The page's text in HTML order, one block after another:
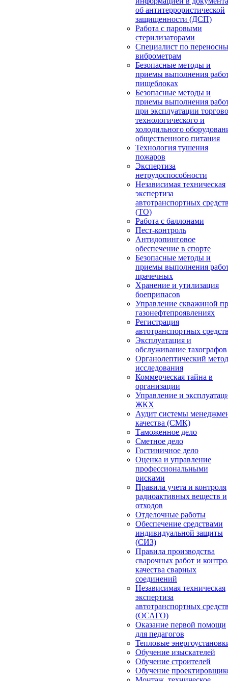
об антитеррористической
защищенности (ДСП)
Работа с паровыми
стерилизаторами
Специалист по
виброметрам
Безопасные методы и
приемы выполнения
пищеблоках
Безопасные методы и
приемы выполнения
при эксплуатации
технологического и
холодильного
общественного питания
Технология тушения
пожаров
Экспертиза
нетрудоспособности
Независимая техническая
экспертиза
автотранспортных
(ТО)
Работа с баллонами
Пест-контроль
Антидопинговое
обеспечение в спорте
Безопасные методы и
приемы выполнения
прачечных
Хранение и утилизация
боеприпасов
Управление скважиной
газонефтепроявлениях
Регистрация
автотранспортных
Эксплуатация и
обслуживание тахографов
Органолептический метод
исследования
Коммерческая тайна в
организации
Управление и
ЖКХ
Аудит системы
качества (СМК)
Таможенное дело
Сметное дело
Гостиничное дело
Оценка и управление
профессиональными
рисками
Правила учета и контроля
радиоактивных веществ и
отходов
Отделочные работы
Обеспечение средствами
индивидуальной защиты
(СИЗ)
Правила производства
сварочных работ и
качества сварных
соединений
Независимая техническая
экспертиза
автотранспортных
(ОСАГО)
Оказание первой помощи
для педагогов
Тепловые
Обучение изыскателей
Обучение строителей
Обучение